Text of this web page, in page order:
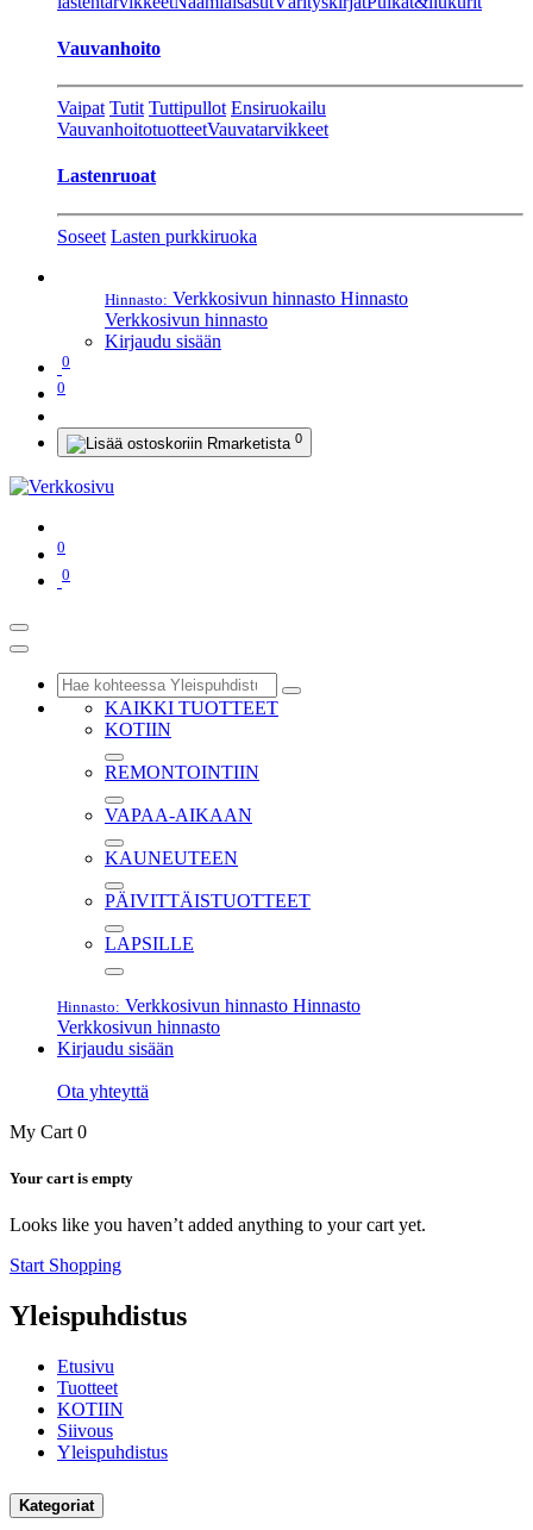
Vauvanhoito
Vaipat Tutit Tuttipullot Ensiruokailu
VauvanhoitotuotteetVauvatarvikkeet
Lastenruoat
Soseet Lasten purkkiruoka
Hinnasto: Verkkosivun hinnasto Hinnasto
Verkkosivun hinnasto
Kirjaudu sisään
0
0
0
0
0
KAIKKI TUOTTEET
KOTIIN
REMONTOINTIIN
VAPAA-AIKAAN
KAUNEUTEEN
PÄIVITTÄISTUOTTEET
LAPSILLE
Hinnasto: Verkkosivun hinnasto Hinnasto
Verkkosivun hinnasto
Kirjaudu sisään
Ota yhteyttä
My Cart 0
Your cart is empty
Looks like you haven’t added anything to your cart yet.
Start Shopping
Yleispuhdistus
Etusivu
Tuotteet
KOTIIN
Siivous
Yleispuhdistus
Kategoriat